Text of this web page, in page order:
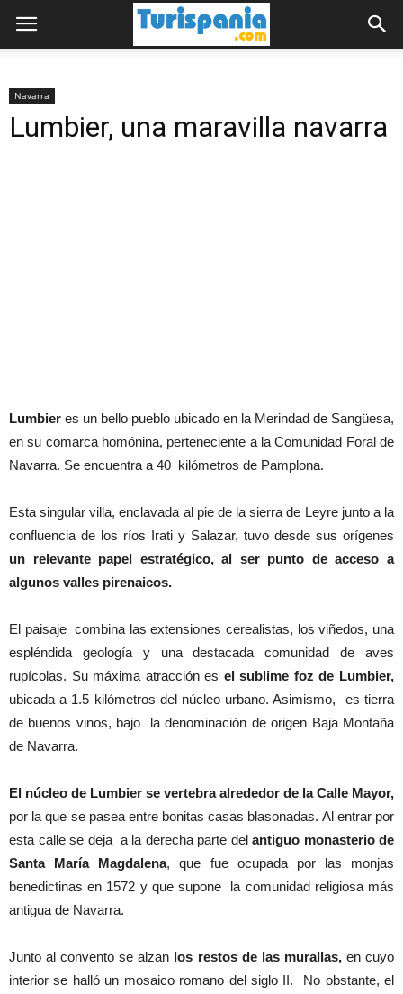
Navarra
Lumbier, una maravilla navarra
Lumbier es un bello pueblo ubicado en la Merindad de Sangüesa,
en su comarca homónina, perteneciente a la Comunidad Foral de
Navarra. Se encuentra a 40 kilómetros de Pamplona.
Esta singular villa, enclavada al pie de la sierra de Leyre junto a la
confluencia de los ríos Irati y Salazar, tuvo desde sus orígenes
un relevante papel estratégico, al ser punto de acceso a
algunos valles pirenaicos.
El paisaje combina las extensiones cerealistas, los viñedos, una
espléndida geología y una destacada comunidad de aves
rupícolas. Su máxima atracción es el sublime foz de Lumbier,
ubicada a 1.5 kilómetros del núcleo urbano. Asimismo, es tierra
de buenos vinos, bajo la denominación de origen Baja Montaña
de Navarra.
El núcleo de Lumbier se vertebra alrededor de la Calle Mayor,
por la que se pasea entre bonitas casas blasonadas. Al entrar por
esta calle se deja a la derecha parte del antiguo monasterio de
Santa María Magdalena, que fue ocupada por las monjas
benedictinas en 1572 y que supone la comunidad religiosa más
antigua de Navarra.
Junto al convento se alzan los restos de las murallas,en cuyo
interior se halló un mosaico romano del siglo II. No obstante, el